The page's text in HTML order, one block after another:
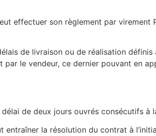
effectuer son règlement par virement
de livraison ou de réalisation
le vendeur, ce dernier pouvant en
de deux jours ouvrés consécutifs
la résolution du contrat à